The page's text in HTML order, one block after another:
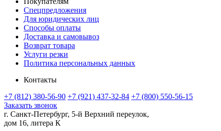
Спецпредложения
Для юридических лиц
Способы оплаты
Доставка и самовывоз
Возврат товара
Услуги резки
Политика персональных данных
Контакты
+7 (812) 380-56-90 +7 (921) 437-32-84 +7 (800) 550-56-15
Заказать звонок
г. Санкт-Петербург, 5-й Верхний переулок,
дом 16, литера К